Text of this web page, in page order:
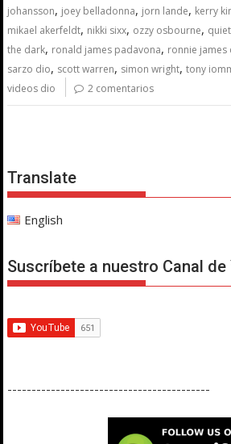
johansson, joey belladonna, jorn lande, kerry
mikael akerfeldt, nikki sixx, ozzy osbourne,
the dark, ronald james padavona, ronnie james
sarzo dio, scott warren, simon wright,tony
videos dio 2 comentarios
Translate
English
Suscríbete a nuestro Canal de
------------------------------------------